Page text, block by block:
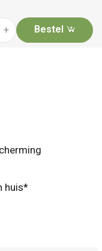
+ Bestel
huis*